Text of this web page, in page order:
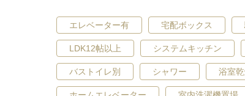
エレベーター有 宅配ボックス
LDK12帖以上 システムキッチン
バストイレ別 シャワー 浴室